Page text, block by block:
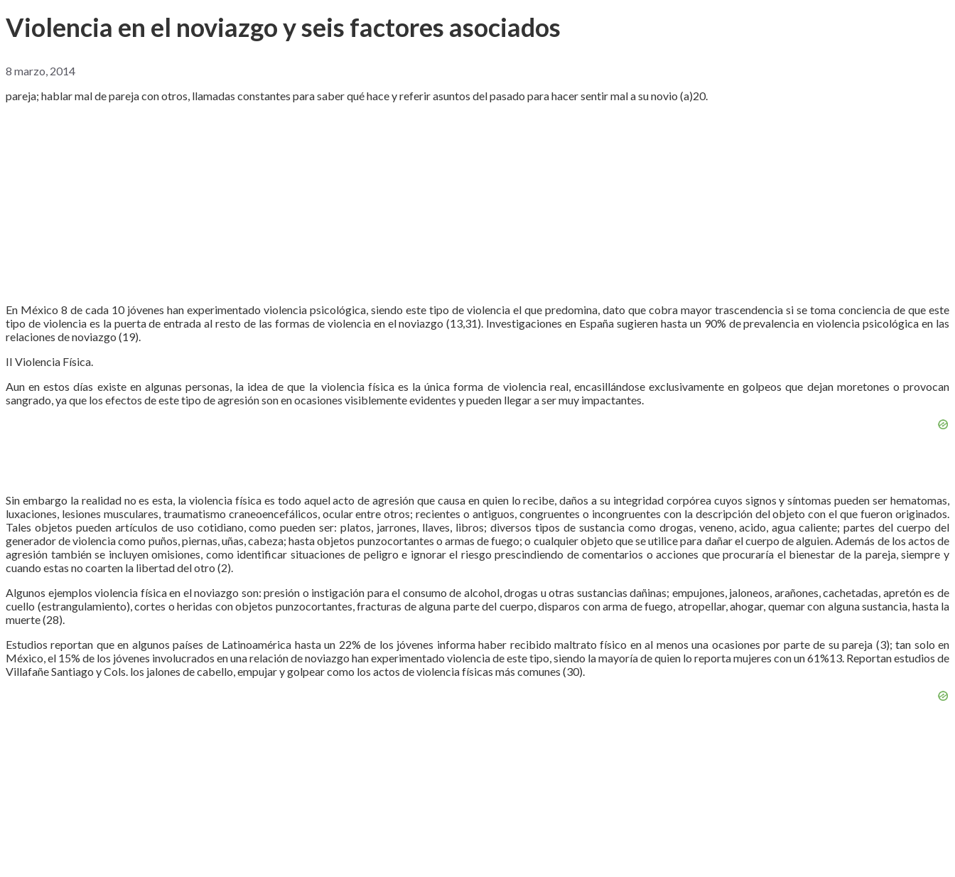
Violencia en el noviazgo y seis factores asociados
8 marzo, 2014
pareja; hablar mal de pareja con otros, llamadas constantes para saber qué hace y referir asuntos del pasado para hacer sentir mal a su novio (a)20.
En México 8 de cada 10 jóvenes han experimentado violencia psicológica, siendo este tipo de violencia el que predomina, dato que cobra mayor trascendencia si se toma conciencia de que este
tipo de violencia es la puerta de entrada al resto de las formas de violencia en el noviazgo (13,31). Investigaciones en España sugieren hasta un 90% de prevalencia en violencia psicológica en las
relaciones de noviazgo (19).
II Violencia Física.
Aun en estos días existe en algunas personas, la idea de que la violencia física es la única forma de violencia real, encasillándose exclusivamente en golpeos que dejan moretones o provocan
sangrado, ya que los efectos de este tipo de agresión son en ocasiones visiblemente evidentes y pueden llegar a ser muy impactantes.
Sin embargo la realidad no es esta, la violencia física es todo aquel acto de agresión que causa en quien lo recibe, daños a su integridad corpórea cuyos signos y síntomas pueden ser hematomas,
luxaciones, lesiones musculares, traumatismo craneoencefálicos, ocular entre otros; recientes o antiguos, congruentes o incongruentes con la descripción del objeto con el que fueron originados.
Tales objetos pueden artículos de uso cotidiano, como pueden ser: platos, jarrones, llaves, libros; diversos tipos de sustancia como drogas, veneno, acido, agua caliente; partes del cuerpo del
generador de violencia como puños, piernas, uñas, cabeza; hasta objetos punzocortantes o armas de fuego; o cualquier objeto que se utilice para dañar el cuerpo de alguien. Además de los actos de
agresión también se incluyen omisiones, como identificar situaciones de peligro e ignorar el riesgo prescindiendo de comentarios o acciones que procuraría el bienestar de la pareja, siempre y
cuando estas no coarten la libertad del otro (2).
Algunos ejemplos violencia física en el noviazgo son: presión o instigación para el consumo de alcohol, drogas u otras sustancias dañinas; empujones, jaloneos, arañones, cachetadas, apretón es de
cuello (estrangulamiento), cortes o heridas con objetos punzocortantes, fracturas de alguna parte del cuerpo, disparos con arma de fuego, atropellar, ahogar, quemar con alguna sustancia, hasta la
muerte (28).
Estudios reportan que en algunos países de Latinoamérica hasta un 22% de los jóvenes informa haber recibido maltrato físico en al menos una ocasiones por parte de su pareja (3); tan solo en
México, el 15% de los jóvenes involucrados en una relación de noviazgo han experimentado violencia de este tipo, siendo la mayoría de quien lo reporta mujeres con un 61%13. Reportan estudios de
Villafañe Santiago y Cols. los jalones de cabello, empujar y golpear como los actos de violencia físicas más comunes (30).